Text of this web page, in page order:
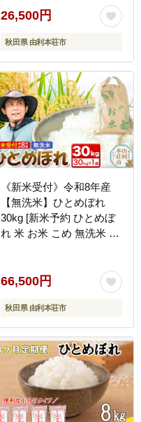
26,500円
秋田県 由利本荘市
《新米受付》令和8年産
【無洗米】ひとめぼれ
30kg [新米予約 ひとめぼ
れ 米 お米 こめ 無洗米 ブ
66,500円
秋田県 由利本荘市